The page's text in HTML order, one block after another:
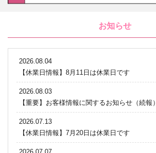
お知らせ
2026.08.04
【休業日情報】8月11日は休業日です
2026.08.03
【重要】お客様情報に関するお知らせ（続報）
2026.07.13
【休業日情報】7月20日は休業日です